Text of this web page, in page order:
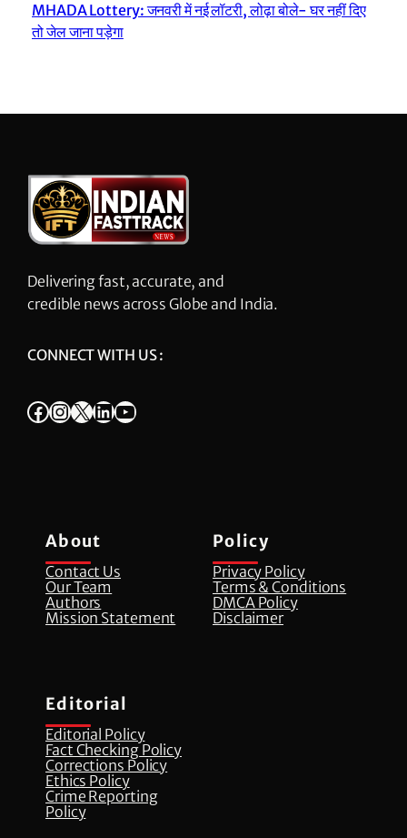
MHADA Lottery: जनवरी में नई लॉटरी, लोढ़ा बोले- घर नहीं दिए
तो जेल जाना पड़ेगा
Delivering fast, accurate, and
credible news across Globe and India.
CONNECT WITH US :
Facebook InstagramX LinkedIn YouTube
About
Contact Us
Our Team
Authors
Mission Statement
Policy
Privacy Policy
Terms & Conditions
DMCA Policy
Disclaimer
Editorial
Editorial Policy
Fact Checking Policy
Corrections Policy
⁠Ethics Policy
Crime Reporting
Policy